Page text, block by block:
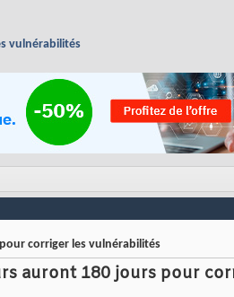
vulnérabilités
corriger les vulnérabilités
auront 180 jours pour